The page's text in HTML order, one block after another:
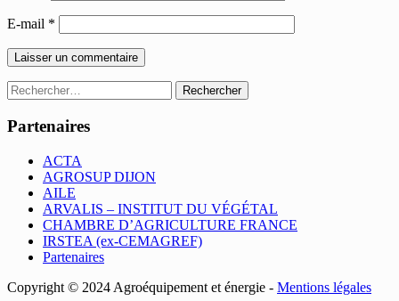
E-mail *
Rechercher :
Partenaires
ACTA
AGROSUP DIJON
AILE
ARVALIS – INSTITUT DU VÉGÉTAL
CHAMBRE D’AGRICULTURE FRANCE
IRSTEA (ex-CEMAGREF)
Partenaires
Copyright © 2024 Agroéquipement et énergie - Mentions légales